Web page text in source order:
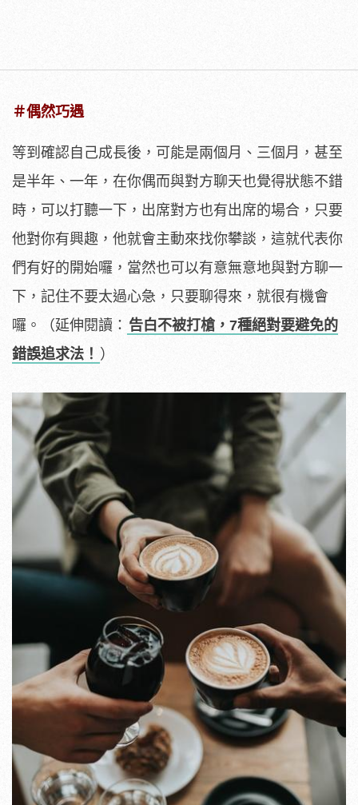
＃偶然巧遇
等到確認自己成長後，可能是兩個月、三個月，甚至
是半年、一年，在你偶而與對方聊天也覺得狀態不錯
時，可以打聽一下，出席對方也有出席的場合，只要
他對你有興趣，他就會主動來找你攀談，這就代表你
們有好的開始囉，當然也可以有意無意地與對方聊一
下，記住不要太過心急，只要聊得來，就很有機會
囉。（延伸閱讀： 告白不被打槍，7種絕對要避免的
錯誤追求法！ ）